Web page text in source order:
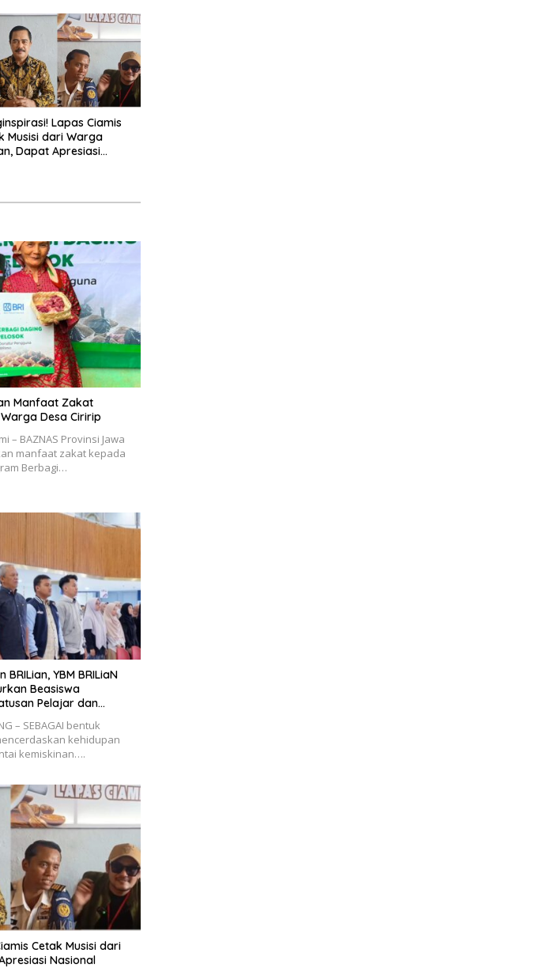
Lapas Ciamis
Musisi dari Warga
Dapat Apresiasi
Manfaat Zakat
Desa Ciririp
– BAZNAS Provinsi Jawa
manfaat zakat kepada
Berbagi…
YBM BRILiaN
Beasiswa
Pelajar dan
– SEBAGAI bentuk
kehidupan
kemiskinan….
Cetak Musisi dari
Nasional